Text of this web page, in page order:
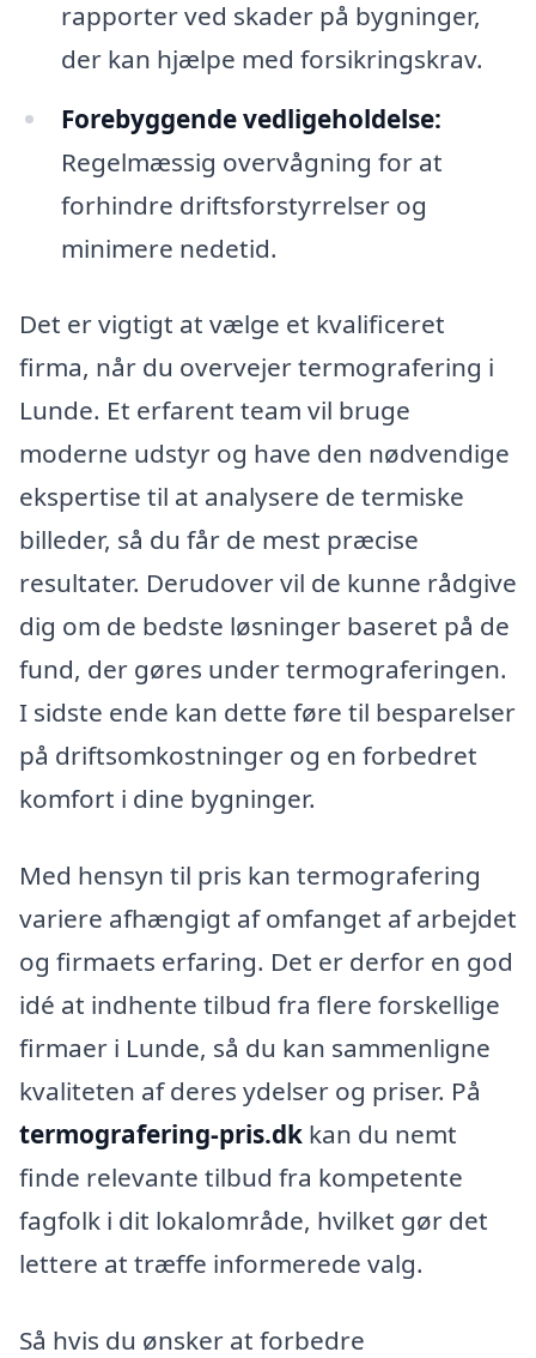
rapporter ved skader på bygninger,
der kan hjælpe med forsikringskrav.
Forebyggende vedligeholdelse:
Regelmæssig overvågning for at
forhindre driftsforstyrrelser og
minimere nedetid.
Det er vigtigt at vælge et kvalificeret
firma, når du overvejer termografering i
Lunde. Et erfarent team vil bruge
moderne udstyr og have den nødvendige
ekspertise til at analysere de termiske
billeder, så du får de mest præcise
resultater. Derudover vil de kunne rådgive
dig om de bedste løsninger baseret på de
fund, der gøres under termograferingen.
I sidste ende kan dette føre til besparelser
på driftsomkostninger og en forbedret
komfort i dine bygninger.
Med hensyn til pris kan termografering
variere afhængigt af omfanget af arbejdet
og firmaets erfaring. Det er derfor en god
idé at indhente tilbud fra flere forskellige
firmaer i Lunde, så du kan sammenligne
kvaliteten af deres ydelser og priser. På
termografering-pris.dk kan du nemt
finde relevante tilbud fra kompetente
fagfolk i dit lokalområde, hvilket gør det
lettere at træffe informerede valg.
Så hvis du ønsker at forbedre